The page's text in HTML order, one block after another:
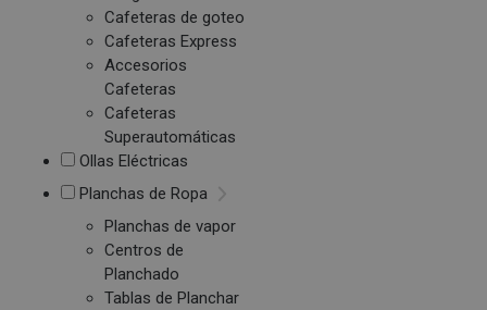
Cafeteras de goteo
Cafeteras Express
Accesorios
Cafeteras
Cafeteras
Superautomáticas
Ollas Eléctricas
Planchas de Ropa
Planchas de vapor
Centros de
Planchado
Tablas de Planchar